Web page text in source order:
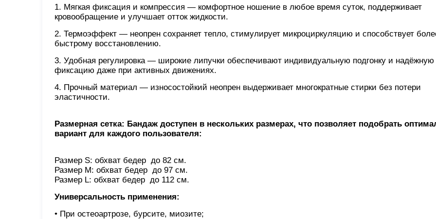
1. Мягкая фиксация и компрессия — комфортное ношение в любое время суток, поддерживает
кровообращение и улучшает отток жидкости.
2. Термоэффект — неопрен сохраняет тепло, стимулирует микроциркуляцию и способствует
быстрому восстановлению.
3. Удобная регулировка — широкие липучки обеспечивают индивидуальную подгонку и надёжную
фиксацию даже при активных движениях.
4. Прочный материал — износостойкий неопрен выдерживает многократные стирки без потери
эластичности.
Размерная сетка: Бандаж доступен в нескольких размерах, что позволяет подобрать
вариант для каждого пользователя:
Размер S: обхват бедер до 82 см.
Размер M: обхват бедер до 97 см.
Размер L: обхват бедер до 112 см.
Универсальность применения:
• При остеоартрозе, бурсите, миозите;